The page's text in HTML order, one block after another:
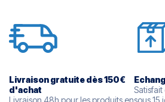
Livraison gratuite dès 150€
d'achat
Livraison 48h pour les produits ensous 15